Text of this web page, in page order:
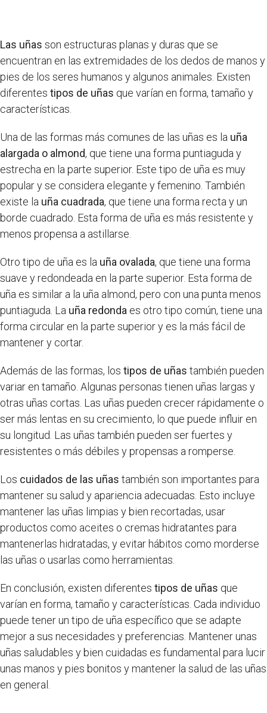
Las uñas son estructuras planas y duras que se
encuentran en las extremidades de los dedos de manos y
pies de los seres humanos y algunos animales. Existen
diferentes tipos de uñas que varían en forma, tamaño y
características.
Una de las formas más comunes de las uñas es la uña
alargada o almond, que tiene una forma puntiaguda y
estrecha en la parte superior. Este tipo de uña es muy
popular y se considera elegante y femenino. También
existe la uña cuadrada, que tiene una forma recta y un
borde cuadrado. Esta forma de uña es más resistente y
menos propensa a astillarse.
Otro tipo de uña es la uña ovalada, que tiene una forma
suave y redondeada en la parte superior. Esta forma de
uña es similar a la uña almond, pero con una punta menos
puntiaguda. La uña redonda es otro tipo común, tiene una
forma circular en la parte superior y es la más fácil de
mantener y cortar.
Además de las formas, los tipos de uñas también pueden
variar en tamaño. Algunas personas tienen uñas largas y
otras uñas cortas. Las uñas pueden crecer rápidamente o
ser más lentas en su crecimiento, lo que puede influir en
su longitud. Las uñas también pueden ser fuertes y
resistentes o más débiles y propensas a romperse.
Los cuidados de las uñas también son importantes para
mantener su salud y apariencia adecuadas. Esto incluye
mantener las uñas limpias y bien recortadas, usar
productos como aceites o cremas hidratantes para
mantenerlas hidratadas, y evitar hábitos como morderse
las uñas o usarlas como herramientas.
En conclusión, existen diferentes tipos de uñas que
varían en forma, tamaño y características. Cada individuo
puede tener un tipo de uña específico que se adapte
mejor a sus necesidades y preferencias. Mantener unas
uñas saludables y bien cuidadas es fundamental para lucir
unas manos y pies bonitos y mantener la salud de las uñas
en general.